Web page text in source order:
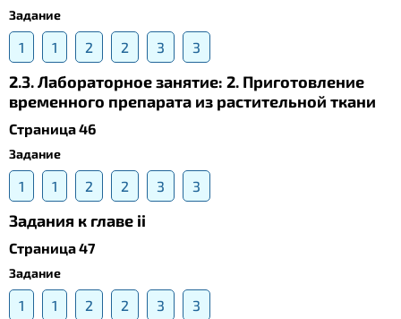
Задание
1 1 2 2 3 3
2.3. Лабораторное занятие: 2. Приготовление
временного препарата из растительной ткани
Страница 46
Задание
1 1 2 2 3 3
Задания к главе ii
Страница 47
Задание
1 1 2 2 3 3